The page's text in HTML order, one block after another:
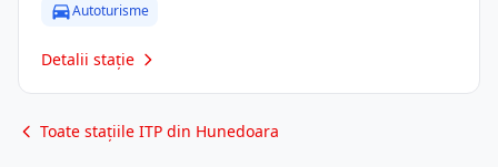
Autoturisme
Detalii stație
Toate stațiile ITP din Hunedoara